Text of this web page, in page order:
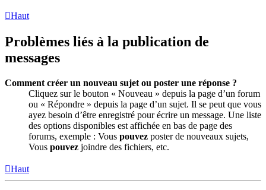
Haut
Problèmes liés à la publication de
messages
Comment créer un nouveau sujet ou poster une réponse ?
Cliquez sur le bouton « Nouveau » depuis la page d’un forum
ou « Répondre » depuis la page d’un sujet. Il se peut que vous
ayez besoin d’être enregistré pour écrire un message. Une liste
des options disponibles est affichée en bas de page des
forums, exemple : Vous pouvez poster de nouveaux sujets,
Vous pouvez joindre des fichiers, etc.
Haut